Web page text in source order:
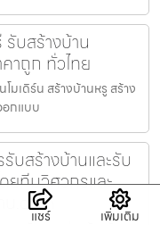
บสร้างบ้าน
าถูก ทั่วไทย
มเดิร์น สร้างบ้านหรู สร้าง
อกแบบ
บสร้างบ้านและรับ
ยทีมวิศวกรและ
น.com
แชร์ เพิ่มเติม